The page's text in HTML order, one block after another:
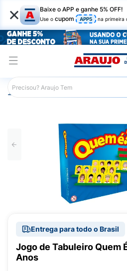
× Baixe o APP e ganhe 5% OFF!
Use o cupom APP5 na primeira
Araujo Infantil
Entrega para todo o Brasil
Jogo de Tabuleiro Quem
Anos